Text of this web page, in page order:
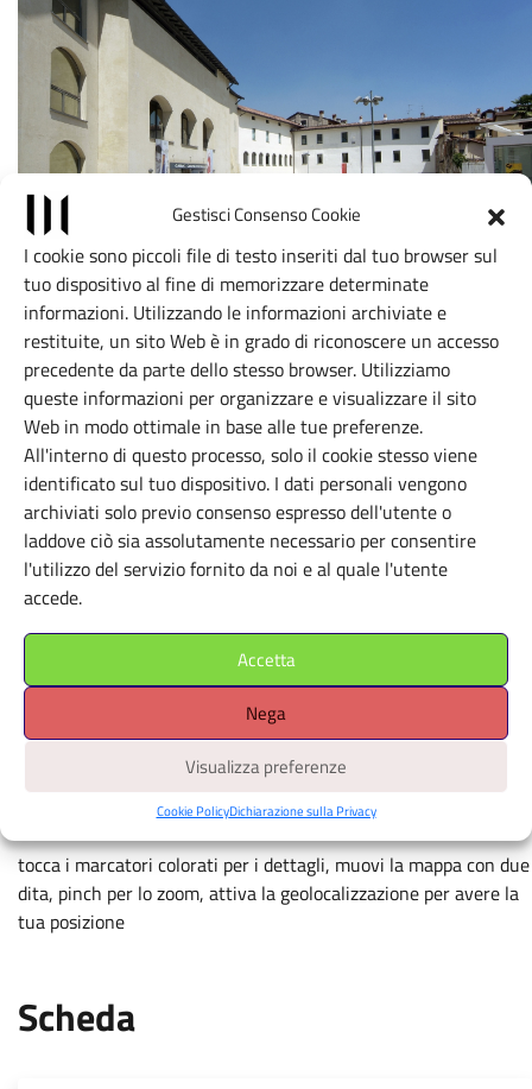
Gestisci Consenso Cookie
I cookie sono piccoli file di testo inseriti dal tuo browser sul
tuo dispositivo al fine di memorizzare determinate
informazioni. Utilizzando le informazioni archiviate e
restituite, un sito Web è in grado di riconoscere un accesso
precedente da parte dello stesso browser. Utilizziamo
queste informazioni per organizzare e visualizzare il sito
Web in modo ottimale in base alle tue preferenze.
All'interno di questo processo, solo il cookie stesso viene
identificato sul tuo dispositivo. I dati personali vengono
archiviati solo previo consenso espresso dell'utente o
laddove ciò sia assolutamente necessario per consentire
l'utilizzo del servizio fornito da noi e al quale l'utente
accede.
Accetta
Nega
Visualizza preferenze
Cookie PolicyDichiarazione sulla Privacy
Posizione
GAMeC – Galleria d’Arte
Contemporanea di
Via San Tomaso, 53 - 24121
Apri il navigatore
geolocalizzazione.
×
+
−
Leaflet |©OpenStreetMapcontributors, Tiles style by CartoDB
tocca i marcatori colorati per i dettagli, muovi la mappa con due
dita, pinch per lo zoom, attiva la geolocalizzazione per avere la
tua posizione
Scheda